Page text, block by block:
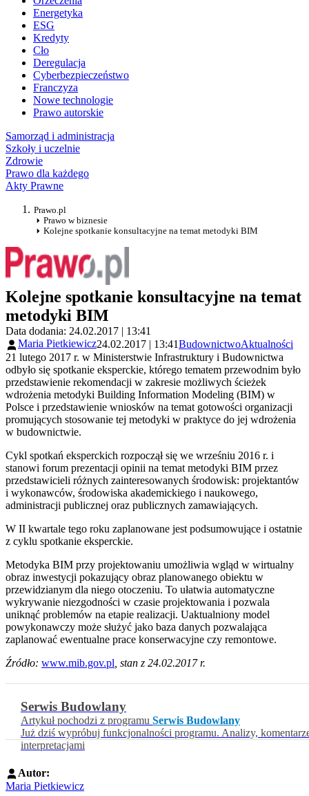
Energetyka
ESG
Kredyty
Cło
Deregulacja
Cyberbezpieczeństwo
Franczyza
Nowe technologie
Prawo autorskie
Samorząd i administracja
Szkoły i uczelnie
Zdrowie
Prawo dla każdego
Akty Prawne
Prawo.pl
Prawo w biznesie
Kolejne spotkanie konsultacyjne na temat metodyki BIM
Kolejne spotkanie konsultacyjne na temat
metodyki BIM
Data dodania: 24.02.2017 | 13:41
Maria Pietkiewicz24.02.2017 | 13:41BudownictwoAktualności
21 lutego 2017 r. w Ministerstwie Infrastruktury i Budownictwa
odbyło się spotkanie eksperckie, którego tematem przewodnim było
przedstawienie rekomendacji w zakresie możliwych ścieżek
wdrożenia metodyki Building Information Modeling (BIM) w
Polsce i przedstawienie wniosków na temat gotowości organizacji
promujących stosowanie tej metodyki w praktyce do jej wdrożenia
w budownictwie.
Cykl spotkań eksperckich rozpoczął się we wrześniu 2016 r. i
stanowi forum prezentacji opinii na temat metodyki BIM przez
przedstawicieli różnych zainteresowanych środowisk: projektantów
i wykonawców, środowiska akademickiego i naukowego,
administracji publicznej oraz publicznych zamawiających.
W II kwartale tego roku zaplanowane jest podsumowujące i ostatnie
z cyklu spotkanie eksperckie.
Metodyka BIM przy projektowaniu umożliwia wgląd w wirtualny
obraz inwestycji pokazujący obraz planowanego obiektu w
przewidzianym dla niego otoczeniu. To ułatwia automatyczne
wykrywanie niezgodności w czasie projektowania i pozwala
uniknąć problemów na etapie realizacji. Uaktualniony model
powykonawczy może służyć jako baza danych pozwalająca
zaplanować ewentualne prace konserwacyjne czy remontowe.
Źródło: www.mib.gov.pl stan z 24.02.2017 r.
Serwis Budowlany
Artykuł pochodzi z programu Serwis Budowlany
Już dziś wypróbuj funkcjonalności programu. Analizy,
interpretacjami
Autor:
Maria Pietkiewicz